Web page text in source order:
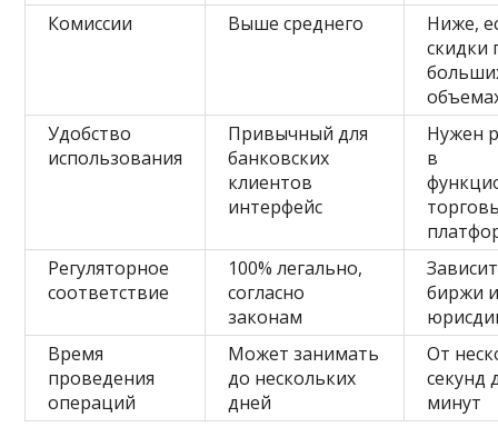
Комиссии
Выше среднего
Ниже,
скидки
Удобство
использования
Привычный для
банковских
клиентов
интерфейс
Нужен
в
Регуляторное
соответствие
100% легально,
согласно
законам
биржи
Время
проведения
операций
Может занимать
до нескольких
дней
От
секунд
минут